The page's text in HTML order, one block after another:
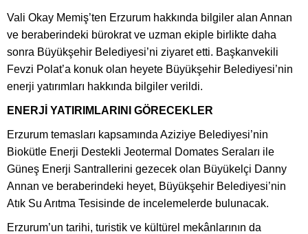
Vali Okay Memiş’ten Erzurum hakkında bilgiler alan Annan
ve beraberindeki bürokrat ve uzman ekiple birlikte daha
sonra Büyükşehir Belediyesi’ni ziyaret etti. Başkanvekili
Fevzi Polat’a konuk olan heyete Büyükşehir Belediyesi’nin
enerji yatırımları hakkında bilgiler verildi.
ENERJİ YATIRIMLARINI GÖRECEKLER
Erzurum temasları kapsamında Aziziye Belediyesi’nin
Biokütle Enerji Destekli Jeotermal Domates Seraları ile
Güneş Enerji Santrallerini gezecek olan Büyükelçi Danny
Annan ve beraberindeki heyet, Büyükşehir Belediyesi’nin
Atık Su Arıtma Tesisinde de incelemelerde bulunacak.
Erzurum’un tarihi, turistik ve kültürel mekânlarının da